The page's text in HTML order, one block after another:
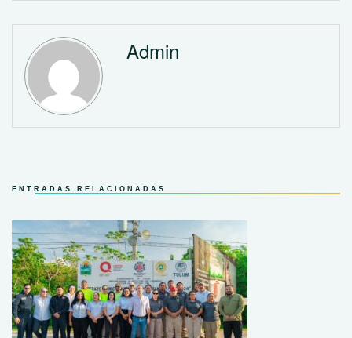
Admin
ENTRADAS RELACIONADAS